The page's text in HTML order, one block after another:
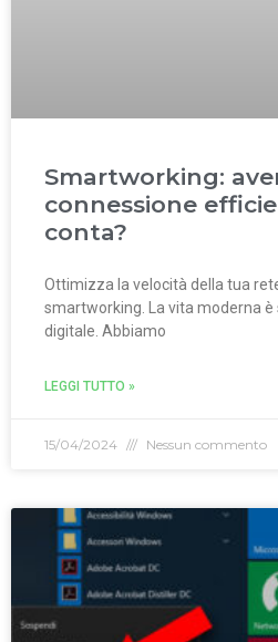
Smartworking:
connessione
conta?
Ottimizza la velocità della tua
smartworking. La vita moderna è
digitale. Abbiamo
LEGGI TUTTO »
15/04/2024 Nessun commento